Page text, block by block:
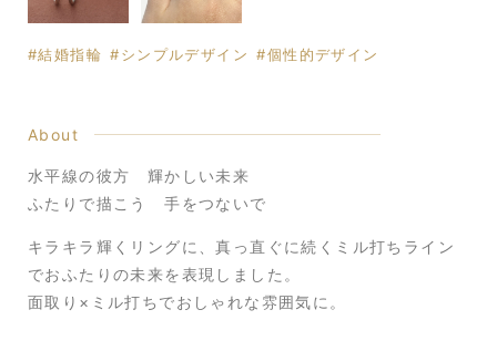
結婚指輪 シンプルデザイン 個性的デザイン
About
水平線の彼方 輝かしい未来
ふたりで描こう 手をつないで
キラキラ輝くリングに、真っ直ぐに続くミル打ちライン
でおふたりの未来を表現しました。
面取り×ミル打ちでおしゃれな雰囲気に。